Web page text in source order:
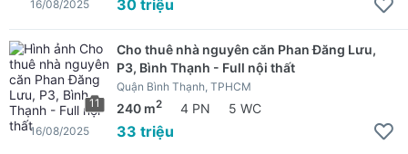
30 triệu
16/08/2025
11
Cho thuê nhà nguyên căn Phan Đăng Lưu,
P3, Bình Thạnh - Full nội thất
Quận Bình Thạnh, TPHCM
240 m2 4 PN 5 WC
33 triệu
16/08/2025